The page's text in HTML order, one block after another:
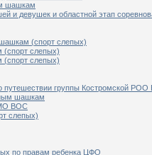
шашкам
и девушек и областной этап
(спорт слепых)
(спорт слепых)
(спорт слепых)
путешествии группы Костромской
шашкам
МО ВОС
слепых)
по правам ребенка ЦФО